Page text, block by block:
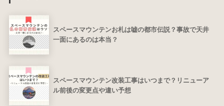
スペースマウンテンお札は嘘の都市伝説？事故で天井
一面にあるのは本当？
スペースマウンテン改装工事はいつまで？リニューア
ル前後の変更点や違い予想